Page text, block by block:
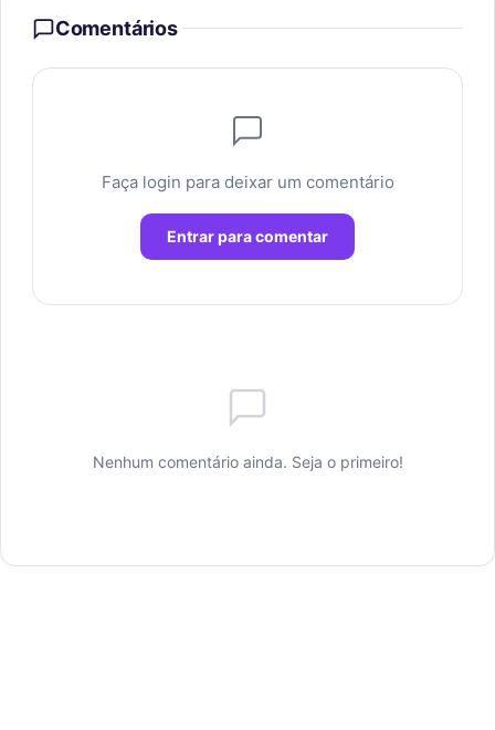
Comentários
Faça login para deixar um comentário
Entrar para comentar
Nenhum comentário ainda. Seja o primeiro!